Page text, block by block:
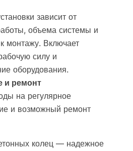
зависит от
объема системы и
монтажу. Включает
силу и
оборудования.
и ремонт
на регулярное
и возможный ремонт
колец — надежное